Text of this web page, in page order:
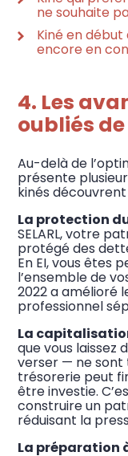
ne souhaite
Kiné en
encore en
4. Les
oubliés de
Au-delà de
présente
kinés
La protection
SELARL, votre
protégé des
En EI, vous êtes
l’ensemble de
2022 a amélioré
professionnel
La
que vous laissez
verser — ne sont
trésorerie peut
être investie.
construire un
réduisant la
La préparation